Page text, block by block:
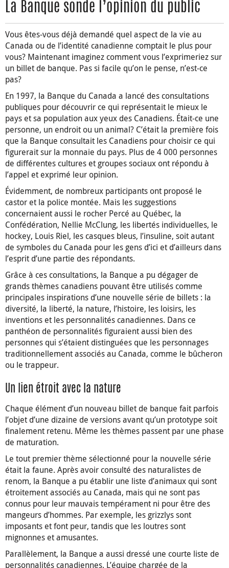
La Banque sonde l’opinion du public
Vous êtes-vous déjà demandé quel aspect de la vie au
Canada ou de l’identité canadienne comptait le plus pour
vous? Maintenant imaginez comment vous l’exprimeriez sur
un billet de banque. Pas si facile qu’on le pense, n’est-ce
pas?
En 1997, la Banque du Canada a lancé des consultations
publiques pour découvrir ce qui représentait le mieux le
pays et sa population aux yeux des Canadiens. Était-ce une
personne, un endroit ou un animal? C’était la première fois
que la Banque consultait les Canadiens pour choisir ce qui
figurerait sur la monnaie du pays. Plus de 4 000 personnes
de différentes cultures et groupes sociaux ont répondu à
l’appel et exprimé leur opinion.
Évidemment, de nombreux participants ont proposé le
castor et la police montée. Mais les suggestions
concernaient aussi le rocher Percé au Québec, la
Confédération, Nellie McClung, les libertés individuelles, le
hockey, Louis Riel, les casques bleus, l’insuline, soit autant
de symboles du Canada pour les gens d’ici et d’ailleurs dans
l’esprit d’une partie des répondants.
Grâce à ces consultations, la Banque a pu dégager de
grands thèmes canadiens pouvant être utilisés comme
principales inspirations d’une nouvelle série de billets : la
diversité, la liberté, la nature, l’histoire, les loisirs, les
inventions et les personnalités canadiennes. Dans ce
panthéon de personnalités figuraient aussi bien des
personnes qui s’étaient distinguées que les personnages
traditionnellement associés au Canada, comme le bûcheron
ou le trappeur.
Un lien étroit avec la nature
Chaque élément d’un nouveau billet de banque fait parfois
l’objet d’une dizaine de versions avant qu’un prototype soit
finalement retenu. Même les thèmes passent par une phase
de maturation.
Le tout premier thème sélectionné pour la nouvelle série
était la faune. Après avoir consulté des naturalistes de
renom, la Banque a pu établir une liste d’animaux qui sont
étroitement associés au Canada, mais qui ne sont pas
connus pour leur mauvais tempérament ni pour être des
mangeurs d’hommes. Par exemple, les grizzlys sont
imposants et font peur, tandis que les loutres sont
mignonnes et amusantes.
Parallèlement, la Banque a aussi dressé une courte liste de
personnalités canadiennes. L’équipe chargée de la